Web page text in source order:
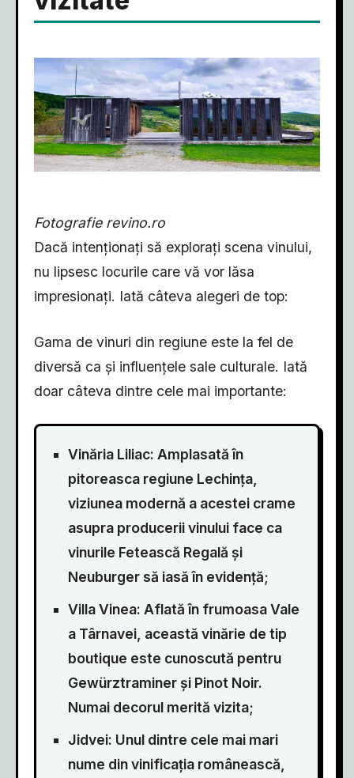
Fotografie revino.ro
Dacă intenționați să explorați scena vinului,
nu lipsesc locurile care vă vor lăsa
impresionați. Iată câteva alegeri de top:
Gama de vinuri din regiune este la fel de
diversă ca și influențele sale culturale. Iată
doar câteva dintre cele mai importante:
Vinăria Liliac: Amplasată în
pitoreasca regiune Lechința,
viziunea modernă a acestei crame
asupra producerii vinului face ca
vinurile Fetească Regală și
Neuburger să iasă în evidență;
Villa Vinea: Aflată în frumoasa Vale
a Târnavei, această vinărie de tip
boutique este cunoscută pentru
Gewürztraminer și Pinot Noir.
Numai decorul merită vizita;
Jidvei: Unul dintre cele mai mari
nume din vinificația românească,